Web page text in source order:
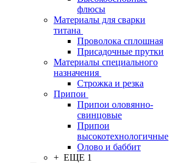
флюсы
Материалы для сварки
титана
Проволока сплошная
Присадочные прутки
Материалы специального
назначения
Строжка и резка
Припои
Припои оловянно-
свинцовые
Припои
высокотехнологичные
Олово и баббит
+ ЕЩЕ 1